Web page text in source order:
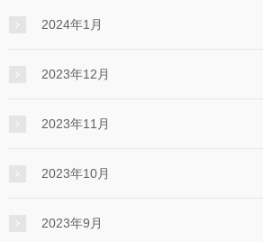
2024年1月
2023年12月
2023年11月
2023年10月
2023年9月